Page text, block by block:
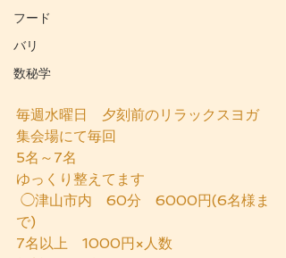
フード
バリ
数秘学
毎週水曜日　夕刻前のリラックスヨガ
集会場にて毎回
5名～7名
ゆっくり整えてます
◯津山市内　60分　6000円(6名様ま
で)
7名以上　1000円×人数